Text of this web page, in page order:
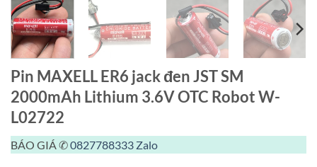
Pin MAXELL ER6 jack đen JST SM
2000mAh Lithium 3.6V OTC Robot W-
L02722
BÁO GIÁ ✆0827788333 Zalo